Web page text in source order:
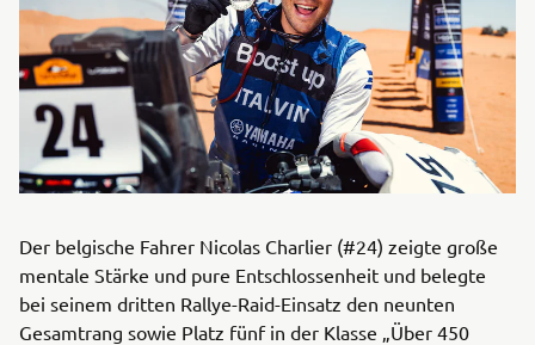
Der belgische Fahrer Nicolas Charlier (#24) zeigte große
mentale Stärke und pure Entschlossenheit und belegte
bei seinem dritten Rallye-Raid-Einsatz den neunten
Gesamtrang sowie Platz fünf in der Klasse „Über 450